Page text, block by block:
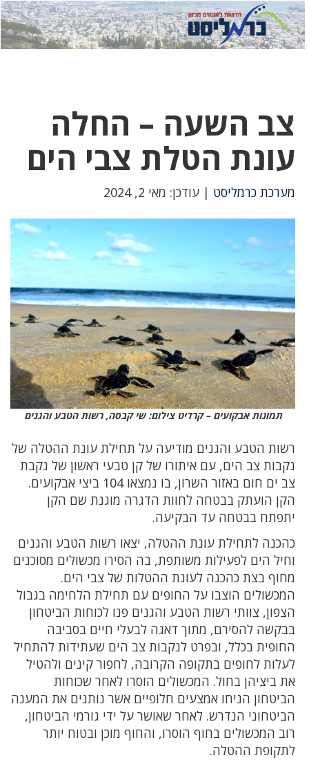
לחץ
כאן
לחץ
כדי
צב השעה – החלה
עונת הטלת צבי הים
מערכת כרמליסט| עודכן: מאי 2, 2024
תמונות אבקועים – קרדיט צילום: שי קבסה, רשות הטבע והגנים
רשות הטבע והגנים מודיעה על תחילת עונת ההטלה של
נקבות צב הים, עם איתורו של קן טבעי ראשון של נקבת
צב ים חום באזור השרון, בו נמצאו 104 ביצי אבקועים.
הקן הועתק בבטחה לחוות הדגרה מוגנת שם הקן
יתפתח בבטחה עד הבקיעה.
כהכנה לתחילת עונת ההטלה, יצאו רשות הטבע והגנים
וחיל הים לפעילות משותפת, בה הסירו מכשולים מסוכנים
מחוף בצת כהכנה לעונת ההטלות של צבי הים.
המכשולים הוצבו על החופים עם תחילת הלחימה בגבול
הצפון, צוותי רשות הטבע והגנים פנו לכוחות הביטחון
בבקשה להסירם, מתוך דאגה לבעלי חיים בסביבה
החופית בכלל, ובפרט לנקבות צב הים שעתידות להתחיל
לעלות לחופים בתקופה הקרובה, לחפור קינים ולהטיל
את ביציהן בחול. המכשולים הוסרו לאחר שכוחות
הביטחון הניחו אמצעים חלופיים אשר נותנים את המענה
הביטחוני הנדרש. לאחר שאושר על ידי גורמי הביטחון,
רוב המכשולים בחוף הוסרו, והחוף מוכן ובטוח יותר
לתקופת ההטלה.